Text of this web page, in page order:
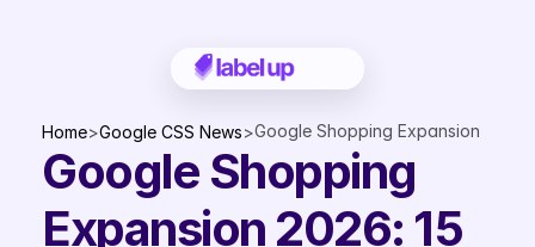
Home>Google CSS News>Google Shopping Expansion
2026: 15 neue Länder & dein
strategischer Google CSS-
Vorteil
Google Shopping
Expansion 2026: 15